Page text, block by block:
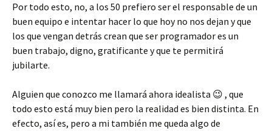
Por todo esto, no, a los 50 prefiero ser el responsable de un
buen equipo e intentar hacer lo que hoy no nos dejan y que
los que vengan detrás crean que ser programador es un
buen trabajo, digno, gratificante y que te permitirá
jubilarte.
Alguien que conozco me llamará ahora idealista 😉 , que
todo esto está muy bien pero la realidad es bien distinta. En
efecto, así es, pero a mi también me queda algo de